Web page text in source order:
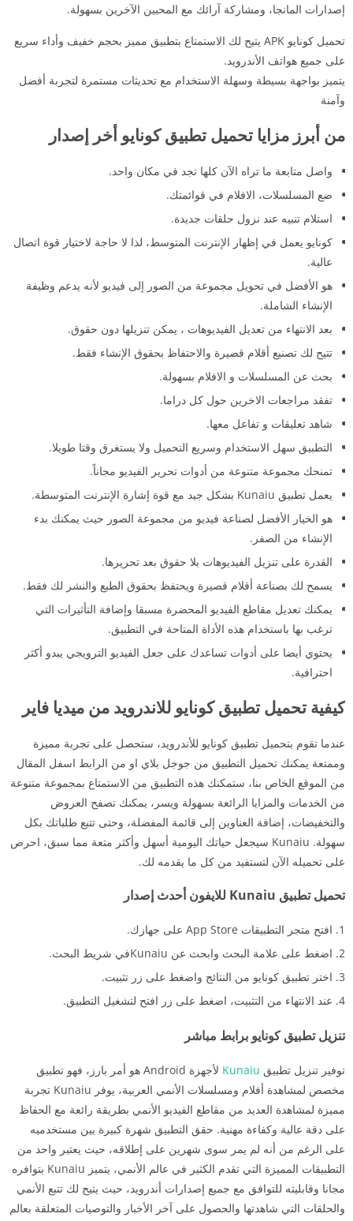
إصدارات المانجا، ومشاركة آرائك مع المحبين الآخرين بسهولة.
تحميل كونايو APK يتيح لك الاستمتاع بتطبيق مميز بحجم خفيف وأداء سريع
على جميع هواتف الأندرويد.
يتميز بواجهة بسيطة وسهلة الاستخدام مع تحديثات مستمرة لتجربة أفضل
وآمنة
من أبرز مزايا تحميل تطبيق كونايو أخر إصدار
واصل متابعة ما تراه الآن كلها تجد في مكان واحد.
ضع المسلسلات، الافلام في قوائمتك.
استلام تنبيه عند نزول حلقات جديدة.
كونايو يعمل في إظهار الإنترنت المتوسط، لذا لا حاجة لاختيار قوة اتصال
عالية.
هو الأفضل في تحويل مجموعة من الصور إلى فيديو لأنه يدعم وظيفة
الإنشاء الشاملة.
بعد الانتهاء من تعديل الفيديوهات ، يمكن تنزيلها دون حقوق.
تتيح لك تصنيع أقلام قصيرة والاحتفاظ بحقوق الإنشاء فقط.
بحث عن المسلسلات و الافلام بسهولة.
تفقد مراجعات الاخرين حول كل دراما.
شاهد تعليقات و تفاعل معها.
التطبيق سهل الاستخدام وسريع التحميل ولا يستغرق وقتا طويلا.
تمنحك مجموعة متنوعة من أدوات تحرير الفيديو مجاناً.
يعمل تطبيق Kunaiu بشكل جيد مع قوة إشارة الإنترنت المتوسطة.
هو الخيار الأفضل لصناعة فيديو من مجموعة الصور حيث يمكنك بدء
الإنشاء من الصفر.
القدرة على تنزيل الفيديوهات بلا حقوق بعد تحريرها.
يسمح لك بصناعة أقلام قصيرة ويحتفظ بحقوق الطبع والنشر لك فقط.
يمكنك تعديل مقاطع الفيديو المحضرة مسبقا وإضافة التأثيرات التي
ترغب بها باستخدام هذه الأداة المتاحة في التطبيق.
يحتوي أيضا على أدوات تساعدك على جعل الفيديو الترويجي يبدو أكثر
احترافية.
كيفية تحميل تطبيق كونايو للاندرويد من ميديا فاير
عندما تقوم بتحميل تطبيق كونايو للأندرويد، ستحصل على تجربة مميزة
وممتعة يمكنك تحميل التطبيق من جوجل بلاي او من الرابط اسفل المقال
من الموقع الخاص بنا، ستمكنك هذه التطبيق من الاستمتاع بمجموعة متنوعة
من الخدمات والمزايا الرائعة بسهولة ويسر، يمكنك تصفح العروض
والتخفيضات، إضافة العناوين إلى قائمة المفضلة، وحتى تتبع طلباتك بكل
سهولة. Kunaiu سيجعل حياتك اليومية أسهل وأكثر متعة مما سبق، احرص
على تحميله الآن لتستفيد من كل ما يقدمه لك.
تحميل تطبيق Kunaiu للايفون أحدث إصدار
افتح متجر التطبيقات App Store على جهازك.
اضغط على علامة البحث وابحث عن Kunaiuفي شريط البحث.
اختر تطبيق كونايو من النتائج واضغط على زر تثبيت.
عند الانتهاء من التثبيت، اضغط على زر افتح لتشغيل التطبيق.
تنزيل تطبيق كونايو برابط مباشر
توفير تنزيل تطبيق Kunaiu
لأجهزة Android هو أمر بارز، فهو تطبيق
مخصص لمشاهدة أفلام ومسلسلات الأنمي العربية، يوفر Kunaiu تجربة
مميزة لمشاهدة العديد من مقاطع الفيديو الأنمي بطريقة رائعة مع الحفاظ
على دقة عالية وكفاءة مهنية. حقق التطبيق شهرة كبيرة بين مستخدميه
على الرغم من أنه لم يمر سوى شهرين على إطلاقه، حيث يعتبر واحد من
التطبيقات المميزة التي تقدم الكثير في عالم الأنمي، يتميز Kunaiu بتوافره
مجانا وقابليته للتوافق مع جميع إصدارات أندرويد، حيث يتيح لك تتبع الأنمي
والحلقات التي شاهدتها والحصول على آخر الأخبار والتوصيات المتعلقة بعالم